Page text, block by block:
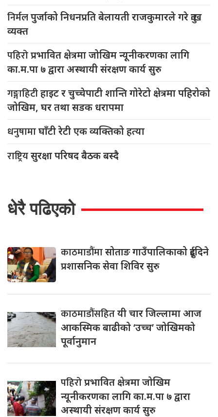
निर्मलपुर्जाको निधनप्रति बेलायती राजकुमारले गरे दुःख
व्यक्त
पहिरोप्रभावित क्षेत्रमा जोखिम न्यूनीकरणका लागि
का.म.पा ७ द्वारा अस्थायी संरक्षण कार्य सुरु
गङ्गाहिटीहाइट र चुच्चेपाटी शान्ति गोरेटो क्षेत्रमा पहिरोको
जोखिम, घर तथा सडक धरापमा
धनुषामाघाँटी रेटी एक व्यक्तिको हत्या
राष्ट्रियसुरक्षा परिषद बैठक बस्दै
धेरै पढिएको
काठमाडौंमासोताङ गाउँपालिकाको दुईदिने
प्रशासनिक सेवा शिविर सुरु
काठमाडौंसहितयी चार जिल्लामा आज
आकस्मिक बाढीको ‘उच्च’ जोखिमको
पूर्वानुमान
पहिरोप्रभावित क्षेत्रमा जोखिम
न्यूनीकरणका लागि का.म.पा ७ द्वारा
अस्थायी संरक्षण कार्य सुरु